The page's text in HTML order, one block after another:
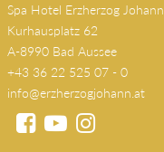
Spa Hotel Erzherzog Johann
Kurhausplatz 62
A-8990 Bad Aussee
+43 36 22 525 07 - 0
info@erzherzogjohann.at